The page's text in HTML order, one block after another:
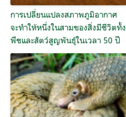
การเปลี่ยนแปลงสภาพภูมิอากาศ
จะทำให้หนึ่งในสามของสิ่งมีชีวิตทั้ง
พืชและสัตว์สูญพันธุ์ในเวลา 50 ปี